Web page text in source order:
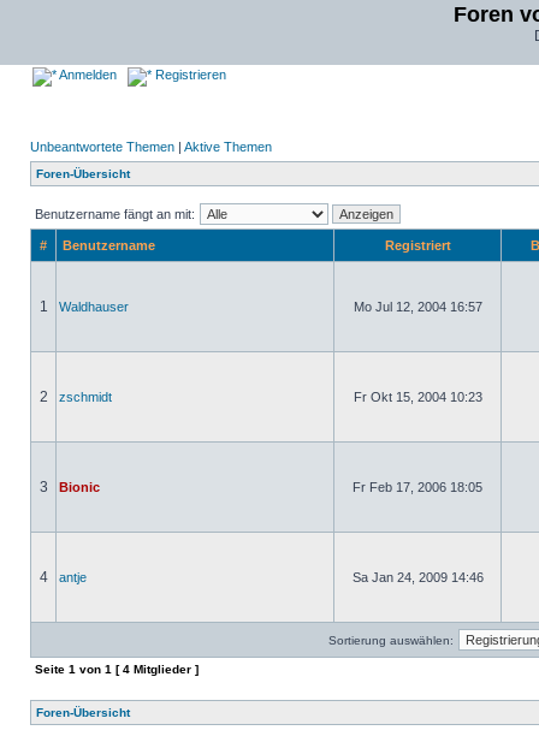
Foren
Anmelden Registrieren
Unbeantwortete Themen | Aktive Themen
Foren-Übersicht
Benutzername fängt an mit:
# Benutzername Registriert
1 Waldhauser Mo Jul 12, 2004 16:57
2 zschmidt Fr Okt 15, 2004 10:23
3 Bionic Fr Feb 17, 2006 18:05
4 antje Sa Jan 24, 2009 14:46
Sortierung auswählen:
Seite 1 von 1 [ 4 Mitglieder ]
Foren-Übersicht